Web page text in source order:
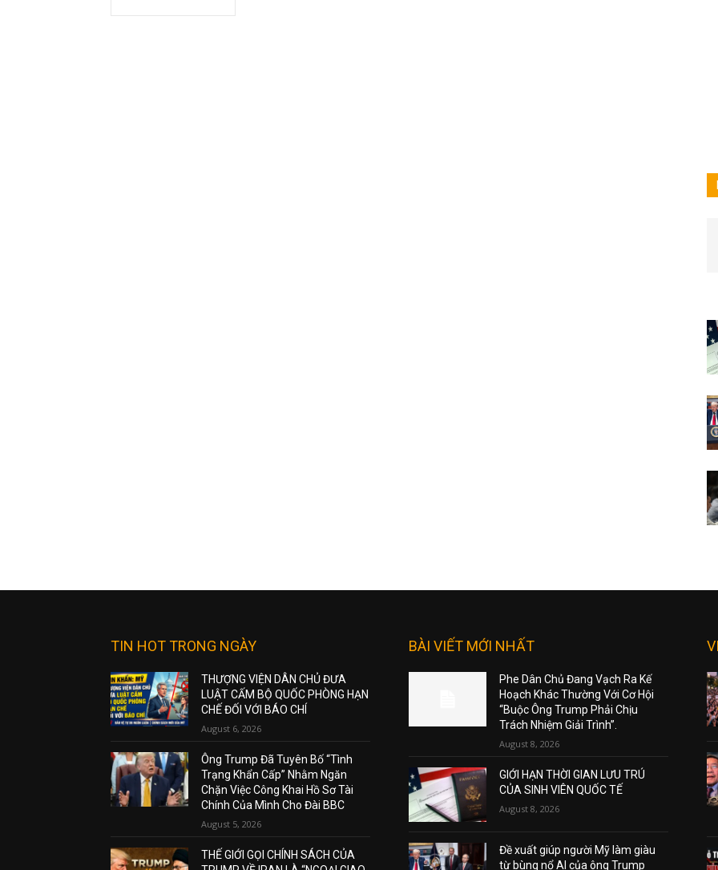
TIN HOT TRONG NGÀY
THƯỢNG VIỆN DÂN CHỦ ĐƯA
LUẬT CẤM BỘ QUỐC PHÒNG HẠN
CHẾ ĐỐI VỚI BÁO CHÍ
August 6, 2026
Ông Trump Đã Tuyên Bố “Tình
Trạng Khẩn Cấp” Nhằm Ngăn
Chặn Việc Công Khai Hồ Sơ Tài
Chính Của Mình Cho Đài BBC
August 5, 2026
THẾ GIỚI GỌI CHÍNH SÁCH CỦA
BÀI VIẾT MỚI NHẤT
Phe Dân Chủ Đang Vạch Ra Kế
Hoạch Khác Thường Với Cơ Hội
“Buộc Ông Trump Phải Chịu
Trách Nhiệm Giải Trình”.
August 8, 2026
GIỚI HẠN THỜI GIAN LƯU TRÚ
CỦA SINH VIÊN QUỐC TẾ
August 8, 2026
Đề xuất giúp người Mỹ làm giàu
từ bùng nổ AI của ông Trump